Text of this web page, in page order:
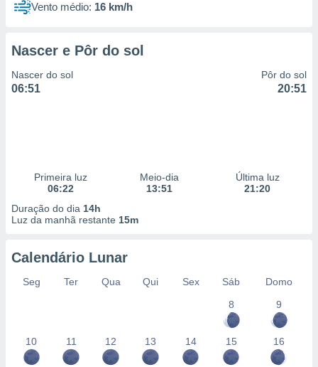
Vento médio: 16 km/h
Nascer e Pôr do sol
Nascer do sol
06:51
Pôr do sol
20:51
Primeira luz
06:22
Meio-dia
13:51
Última luz
21:20
Duração do dia 14h
Luz da manhã restante 15m
Calendário Lunar
Seg Ter Qua Qui Sex Sáb
Domo
8
9
10 11 12 13 14 15 16